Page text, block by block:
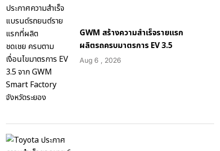
GWM สร้างความสำเร็จรายแรก
ผลิตรถครบมาตรการ EV 3.5
Aug 6 , 2026